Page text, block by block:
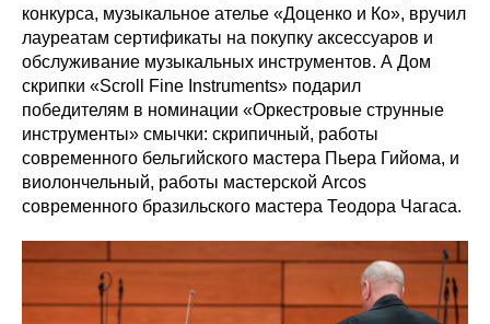
конкурса, музыкальное ателье «Доценко и Ко», вручил
лауреатам сертификаты на покупку аксессуаров и
обслуживание музыкальных инструментов. А Дом
скрипки «Scroll Fine Instruments» подарил
победителям в номинации «Оркестровые струнные
инструменты» смычки: скрипичный, работы
современного бельгийского мастера Пьера Гийома, и
виолончельный, работы мастерской Arcos
современного бразильского мастера Теодора Чагаса.